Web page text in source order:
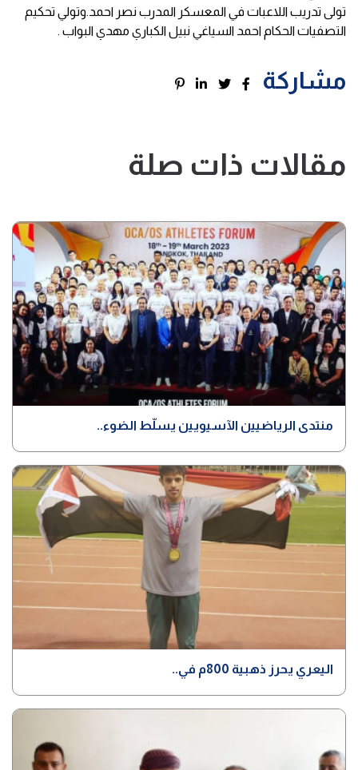
تولى تدريب اللاعبات في المعسكر المدرب نصر احمد.وتولي تحكيم
التصفيات الحكام احمد السياغي نبيل الكباري مهدي البواب .
مشاركة
مقالات ذات صلة
منتدى الرياضيين الآسيويين يسلّط الضوء..
اليعري يحرز ذهبية 800م في..